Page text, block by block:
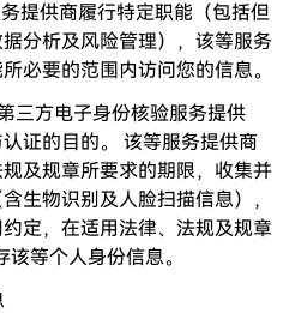
提供商履行特定职能（包括但
分析及风险管理），该等服务
必要的范围内访问您的信息。
三方电子身份核验服务提供
证的目的。 该等服务提供商
及规章所要求的期限，收集并
生物识别及人脸扫描信息），
定，在适用法律、法规及规章
等个人身份信息。